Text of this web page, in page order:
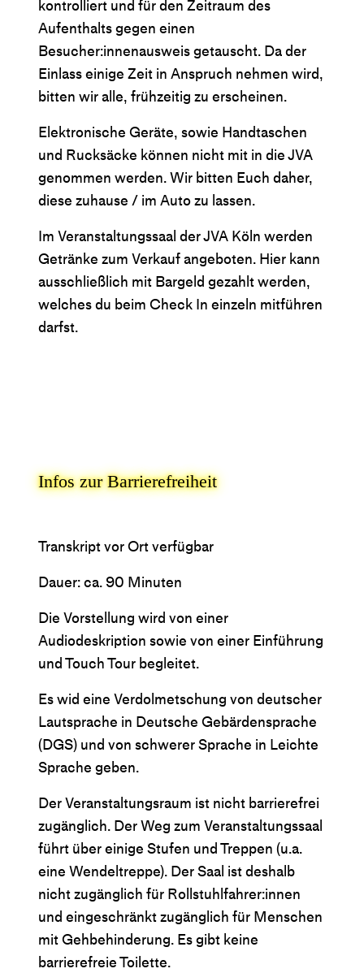
kontrolliert und für den Zeitraum des
Aufenthalts gegen einen
Besucher:innenausweis getauscht. Da der
Einlass einige Zeit in Anspruch nehmen wird,
bitten wir alle, frühzeitig zu erscheinen.
Elektronische Geräte, sowie Handtaschen
und Rucksäcke können nicht mit in die JVA
genommen werden. Wir bitten Euch daher,
diese zuhause / im Auto zu lassen.
Im Veranstaltungssaal der JVA Köln werden
Getränke zum Verkauf angeboten. Hier kann
ausschließlich mit Bargeld gezahlt werden,
welches du beim Check In einzeln mitführen
darfst.
Infos zur Barrierefreiheit
Transkript vor Ort verfügbar
Dauer: ca. 90 Minuten
Die Vorstellung wird von einer
Audiodeskription sowie von einer Einführung
und Touch Tour begleitet.
Es wid eine Verdolmetschung von deutscher
Lautsprache in Deutsche Gebärdensprache
(DGS) und von schwerer Sprache in Leichte
Sprache geben.
Der Veranstaltungsraum ist nicht barrierefrei
zugänglich. Der Weg zum Veranstaltungssaal
führt über einige Stufen und Treppen (u.a.
eine Wendeltreppe). Der Saal ist deshalb
nicht zugänglich für Rollstuhlfahrer:innen
und eingeschränkt zugänglich für Menschen
mit Gehbehinderung. Es gibt keine
barrierefreie Toilette.